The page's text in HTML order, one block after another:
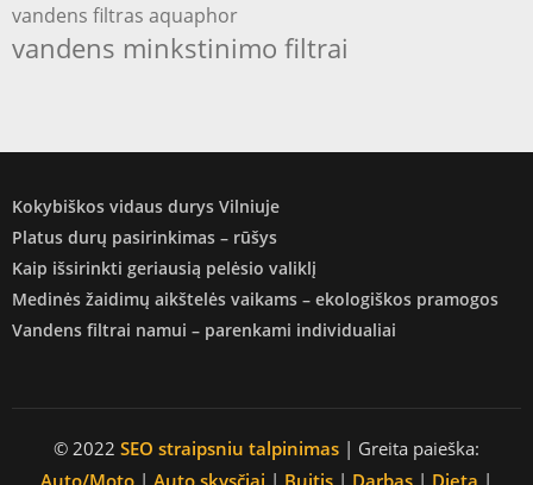
vandens filtras aquaphor
vandens minkstinimo filtrai
Kokybiškos vidaus durys Vilniuje
Platus durų pasirinkimas – rūšys
Kaip išsirinkti geriausią pelėsio valiklį
Medinės žaidimų aikštelės vaikams – ekologiškos pramogos
Vandens filtrai namui – parenkami individualiai
© 2022 SEO straipsniu talpinimas | Greita paieška:
Auto/Moto | Auto skysčiai | Buitis | Darbas | Dieta |